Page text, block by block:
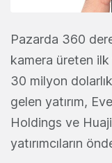
Pazarda 360
kamera üreten
30 milyon
gelen yatırım,
Holdings ve
yatırımcıların